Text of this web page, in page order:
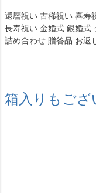
還暦祝い 古稀祝い 喜寿
長寿祝い 金婚式 銀婚式
詰め合わせ 贈答品 お返
箱入りもご